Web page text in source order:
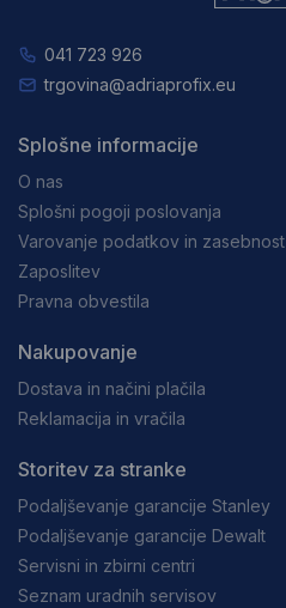
041 723 926
trgovina@adriaprofix.eu
Splošne informacije
O nas
Splošni pogoji poslovanja
Varovanje podatkov in zasebnost
Zaposlitev
Pravna obvestila
Nakupovanje
Dostava in načini plačila
Reklamacija in vračila
Storitev za stranke
Podaljševanje garancije Stanley
Podaljševanje garancije Dewalt
Servisni in zbirni centri
Seznam uradnih servisov